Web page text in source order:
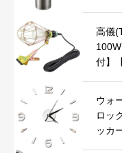
高儀
付】
ウォ
ロッ
ッカ